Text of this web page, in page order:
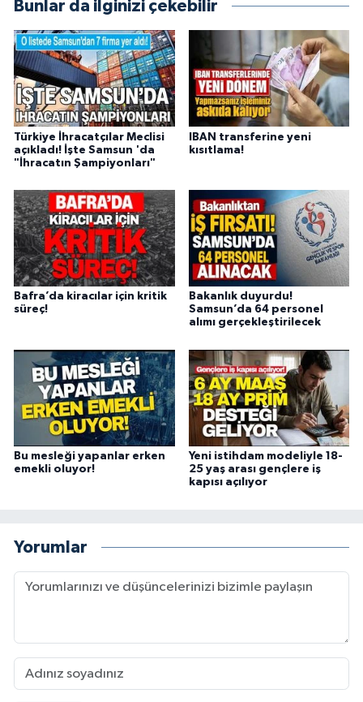
Bunlar da ilginizi çekebilir
Türkiye İhracatçılar Meclisi
açıkladı! İşte Samsun 'da
"İhracatın Şampiyonları"
IBAN transferine yeni
kısıtlama!
Bafra’da kiracılar için kritik
süreç!
Bakanlık duyurdu!
Samsun’da 64 personel
alımı gerçekleştirilecek
Bu mesleği yapanlar erken
emekli oluyor!
Yeni istihdam modeliyle 18-
25 yaş arası gençlere iş
kapısı açılıyor
Yorumlar